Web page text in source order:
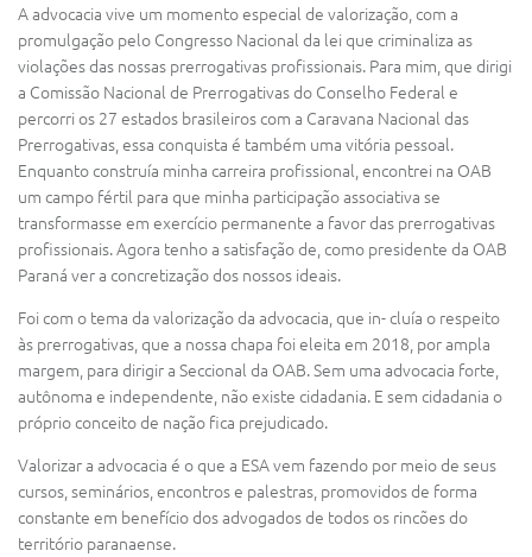
A advocacia vive um momento especial de valorização, com a
promulgação pelo Congresso Nacional da lei que criminaliza as
violações das nossas prerrogativas profissionais. Para mim, que dirigi
a Comissão Nacional de Prerrogativas do Conselho Federal e
percorri os 27 estados brasileiros com a Caravana Nacional das
Prerrogativas, essa conquista é também uma vitória pessoal.
Enquanto construía minha carreira profissional, encontrei na OAB
um campo fértil para que minha participação associativa se
transformasse em exercício permanente a favor das prerrogativas
profissionais. Agora tenho a satisfação de, como presidente da OAB
Paraná ver a concretização dos nossos ideais.
Foi com o tema da valorização da advocacia, que in- cluía o respeito
às prerrogativas, que a nossa chapa foi eleita em 2018, por ampla
margem, para dirigir a Seccional da OAB. Sem uma advocacia forte,
autônoma e independente, não existe cidadania. E sem cidadania o
próprio conceito de nação fica prejudicado.
Valorizar a advocacia é o que a ESA vem fazendo por meio de seus
cursos, seminários, encontros e palestras, promovidos de forma
constante em benefício dos advogados de todos os rincões do
território paranaense.